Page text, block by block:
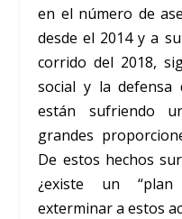
en el número de
desde el 2014 y a
corrido del 2018,
social y la defensa
están sufriendo
grandes
De estos hechos
¿existe un
exterminar a estos